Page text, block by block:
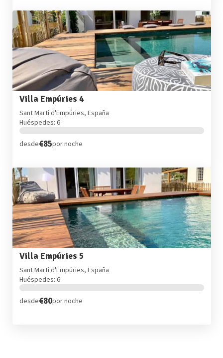
Villa Empúries 4
Sant Martí d'Empúries, España
Huéspedes: 6
desde€85por noche
Villa Empúries 5
Sant Martí d'Empúries, España
Huéspedes: 6
desde€80por noche